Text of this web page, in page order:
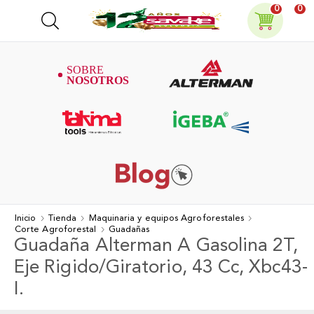
0 0
Inicio Tienda
Maquinaria y equipos Agroforestales
Corte Agroforestal
Guadañas
Guadaña Alterman A Gasolina 2T,
Eje Rigido/Giratorio, 43 Cc, Xbc43-
I.